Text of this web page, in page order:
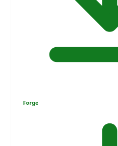
Forge